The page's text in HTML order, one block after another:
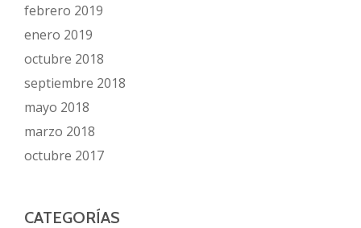
febrero 2019
enero 2019
octubre 2018
septiembre 2018
mayo 2018
marzo 2018
octubre 2017
CATEGORÍAS